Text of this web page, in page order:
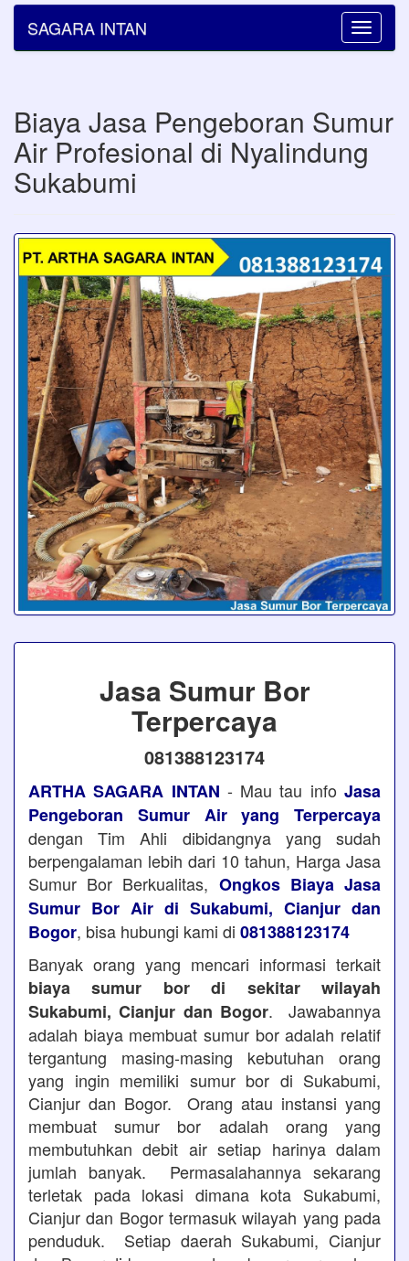
Toggle
SAGARA INTAN
Biaya Jasa Pengeboran Sumur
Air Profesional di Nyalindung
Sukabumi
Jasa Sumur Bor
Terpercaya
081388123174
ARTHA SAGARA INTAN - Mau tau infoJasa
Pengeboran Sumur Air yang Terpercaya
dengan Tim Ahli dibidangnya yang sudah
berpengalaman lebih dari 10 tahun, Harga Jasa
Sumur Bor Berkualitas, Ongkos Biaya Jasa
Sumur Bor Air di Sukabumi, Cianjur dan
Bogor, bisa hubungi kami di 081388123174
Banyak orang yang mencari informasi terkait
biaya sumur bor di sekitar wilayah
Sukabumi, Cianjur dan Bogor. Jawabannya
adalah biaya membuat sumur bor adalah relatif
tergantung masing-masing kebutuhan orang
yang ingin memiliki sumur bor di Sukabumi,
Cianjur dan Bogor. Orang atau instansi yang
membuat sumur bor adalah orang yang
membutuhkan debit air setiap harinya dalam
jumlah banyak. Permasalahannya sekarang
terletak pada lokasi dimana kota Sukabumi,
Cianjur dan Bogor termasuk wilayah yang pada
penduduk. Setiap daerah Sukabumi, Cianjur